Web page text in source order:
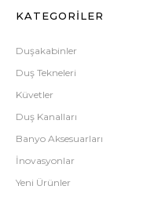
KATEGORİLER
Duşakabinler
Duş Tekneleri
Küvetler
Duş Kanalları
Banyo Aksesuarları
İnovasyonlar
Yeni Ürünler